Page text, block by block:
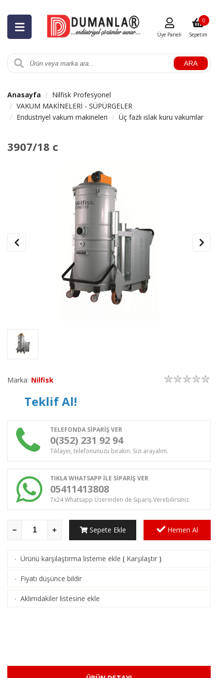
ARA
Üye Paneli Sepetim
0
Anasayfa
Nilfisk Profesyonel
VAKUM MAKİNELERİ - SÜPÜRGELER
Endüstriyel vakum makineleri
Üç fazlı ıslak kuru vakumlar
3907/18 c
Marka: Nilfisk
Teklif Al!
TELEFONDA SİPARİŞ VER
0(352) 231 92 94
Tıklayın, telefonunuzu bırakın. Sizi arayalım.
TIKLA WHATSAPP İLE SİPARİŞ VER
05411413808
7x24 Whatsapp Üzerinden de Sipariş Verebilirsiniz.
Sepete Ekle Hemen Al
· Ürünü karşılaştırma listeme ekle ( Karşılaştır )
· Fiyatı düşünce bildir
· Aklımdakiler listesine ekle